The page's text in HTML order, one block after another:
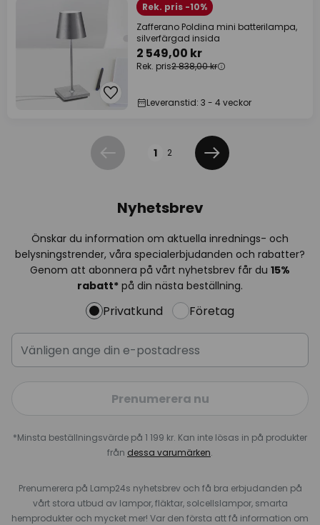
Rek. pris -10%
Zafferano Poldina mini batterilampa,
silverfärgad insida
2 549,00 kr
Rek. pris2 838,00 kr
Leveranstid: 3 - 4 veckor
Föregående
1 2
Nästa
Nyhetsbrev
Önskar du information om aktuella inrednings- och
belysningstrender, våra specialerbjudanden och rabatter?
Genom att abonnera på vårt nyhetsbrev får du 15%
rabatt* på din nästa beställning.
Privatkund Företag
Prenumerera nu
*Minsta beställningsvärde på 1 199 kr. Kan inte lösas in på produkter
från dessa varumärken.
Prenumerera på Lamp24s nyhetsbrev och få bra erbjudanden på
vårt stora utbud av lampor, fläktar, solcellslampor, smarta
hemprodukter och mycket mer! Var den första att få information om